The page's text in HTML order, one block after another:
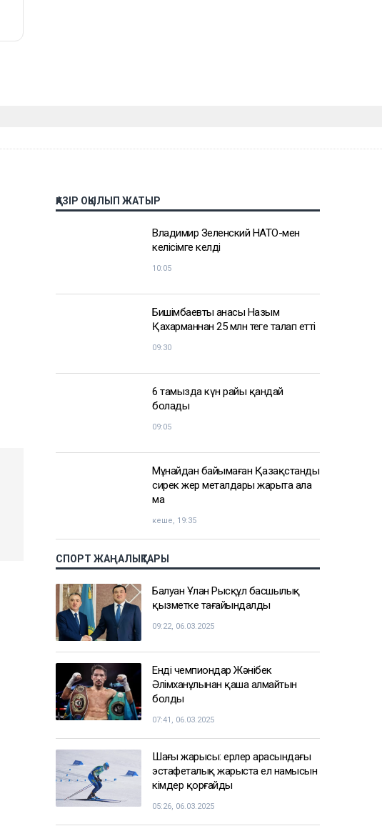
ҚАЗІР ОҚЫЛЫП ЖАТЫР
Владимир Зеленский НАТО-мен
келісімге келді
10:05
Бишімбаевтың анасы Назым
Қахарманнан 25 млн теңге талап етті
09:30
6 тамызда күн райы қандай
болады
09:05
Мұнайдан байымаған Қазақстанды
сирек жер металдары жарыта ала
ма
кеше, 19:35
СПОРТ ЖАҢАЛЫҚТАРЫ
Балуан Ұлан Рысқұл басшылық
қызметке тағайындалды
09:22, 06.03.2025
Енді чемпиондар Жәнібек
Әлімханұлынан қаша алмайтын
болды
07:41, 06.03.2025
Шаңғы жарысы: ерлер арасындағы
эстафеталық жарыста ел намысын
кімдер қорғайды
05:26, 06.03.2025